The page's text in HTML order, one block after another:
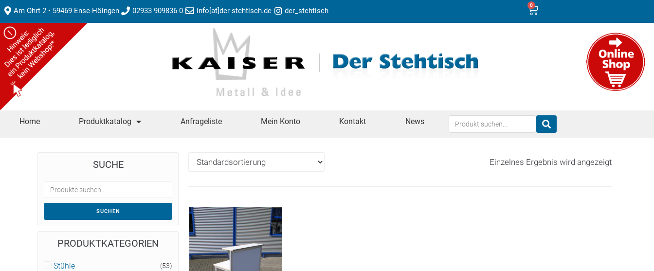
Am Ohrt 2 • 59469 Ense-Höingen 02933 909836-0 info[at]der-stehtisch.de der_stehtisch
0
Home Produktkatalog Anfrageliste Mein Konto Kontakt News
Einzelnes Ergebnis wird angezeigt
SUCHE
SUCHEN
PRODUKTKATEGORIEN
Stühle (53)